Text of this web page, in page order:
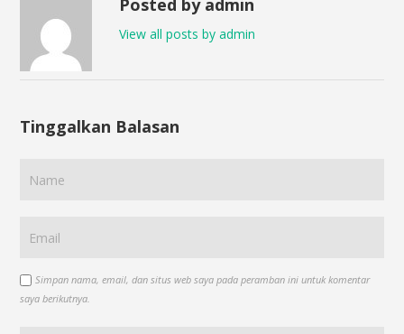
Posted by admin
View all posts by admin
Tinggalkan Balasan
Simpan nama, email, dan situs web saya pada peramban ini untuk komentar
saya berikutnya.